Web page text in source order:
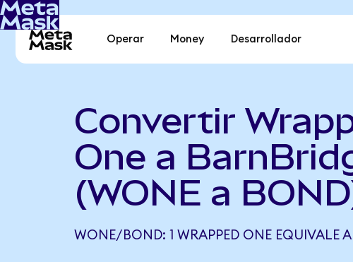
Operar Money Desarrollador
Convertir
One a
(WONE a
WONE/BOND: 1 WRAPPED ONE EQUIVALE